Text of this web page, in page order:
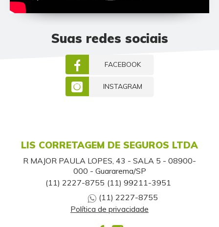
Suas redes sociais
FACEBOOK
INSTAGRAM
LIS CORRETAGEM DE SEGUROS LTDA
R MAJOR PAULA LOPES, 43 - SALA 5 - 08900-
000 - Guararema/SP
(11) 2227-8755 (11) 99211-3951
(11) 2227-8755
Política de privacidade